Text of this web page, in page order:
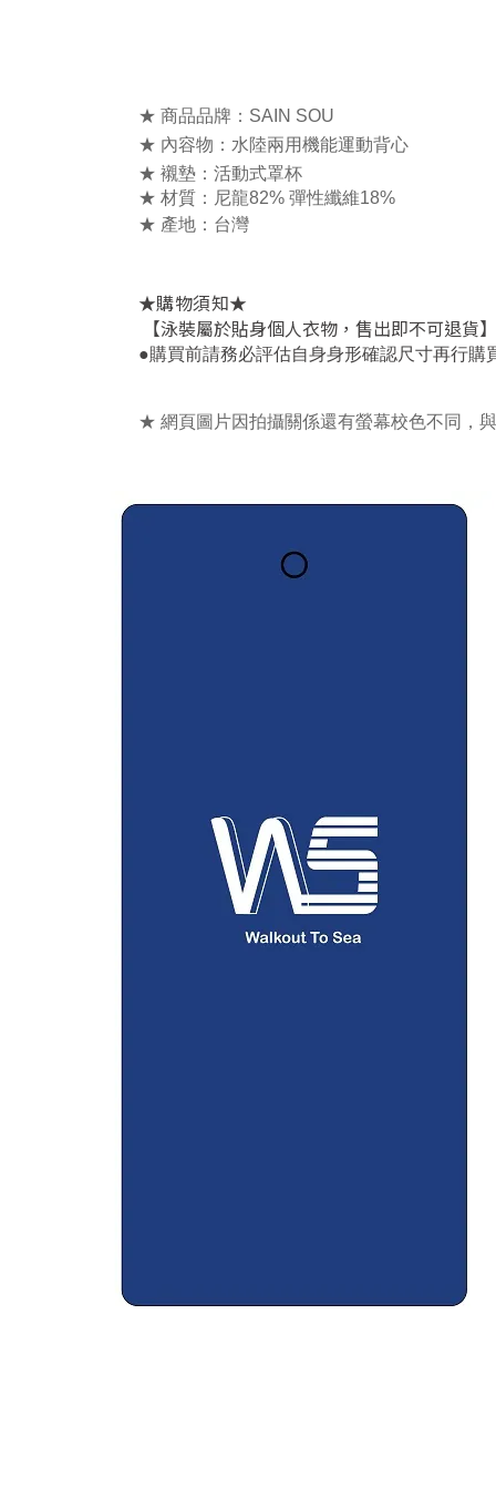
★ 商品品牌：SAIN SOU
★ 內容物：水陸兩用機能運動背心
★ 襯墊：活動式罩杯
★ 材質：尼龍82% 彈性纖維18%
★ 產地：台灣
★購物須知★
【泳裝屬於貼身個人衣物，售出即不可退貨】
●購買前請務必評估自身身形確認尺寸再行購
★ 網頁圖片因拍攝關係還有螢幕校色不同，